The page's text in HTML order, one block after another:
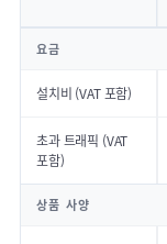
요금
설치비 (VAT 포함)
초과 트래픽 (VAT
포함)
상품 사양